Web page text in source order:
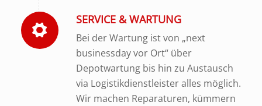
SERVICE & WARTUNG
Bei der Wartung ist von „next
businessday vor Ort“ über
Depotwartung bis hin zu Austausch
via Logistikdienstleister alles möglich.
Wir machen Reparaturen, kümmern